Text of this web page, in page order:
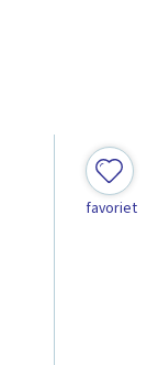
favoriet